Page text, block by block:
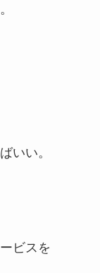
いい。
ビスを